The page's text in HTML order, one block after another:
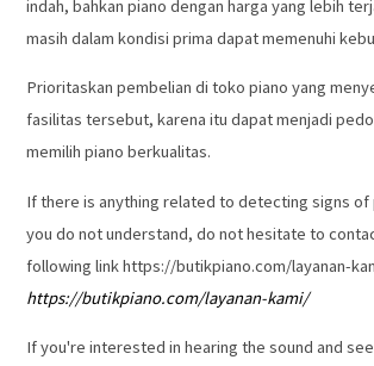
indah, bahkan piano dengan harga yang lebih
masih dalam kondisi prima dapat memenuhi
Prioritaskan pembelian di toko piano yang
fasilitas tersebut, karena itu dapat menjadi
memilih piano berkualitas.
If there is anything related to detecting signs of
you do not understand, do not hesitate to
following link https://butikpiano.com/layanan-
https://butikpiano.com/layanan-kami/
If you're interested in hearing the sound and